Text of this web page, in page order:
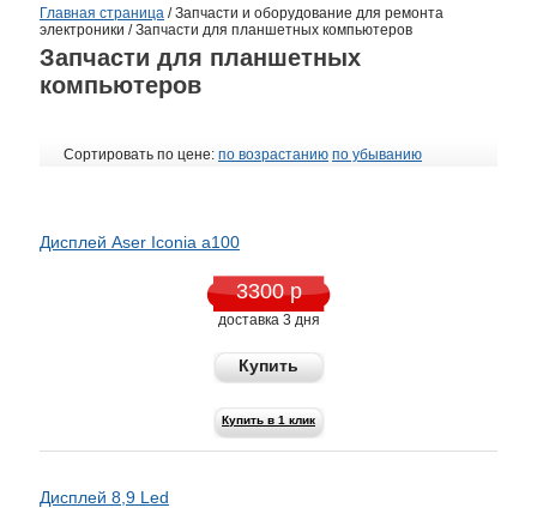
Главная страница /Запчасти и оборудование для ремонта
электроники /Запчасти для планшетных компьютеров
Запчасти для планшетных
компьютеров
Сортировать по цене: по возрастанию по убыванию
Дисплей Aser Iconia a100
3300 р
доставка 3 дня
Купить
Купить в 1 клик
Дисплей 8,9 Led